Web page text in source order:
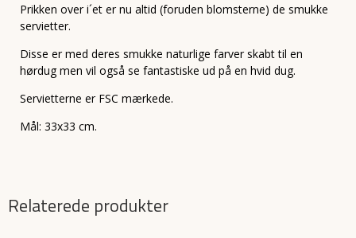
Prikken over i´et er nu altid (foruden blomsterne) de smukke
servietter.
Disse er med deres smukke naturlige farver skabt til en
hørdug men vil også se fantastiske ud på en hvid dug.
Servietterne er FSC mærkede.
Mål: 33x33 cm.
Relaterede produkter